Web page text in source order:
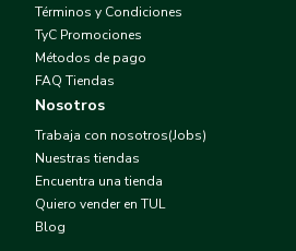
Términos y Condiciones
TyC Promociones
Métodos de pago
FAQ Tiendas
Nosotros
Trabaja con nosotros(Jobs)
Nuestras tiendas
Encuentra una tienda
Quiero vender en TUL
Blog